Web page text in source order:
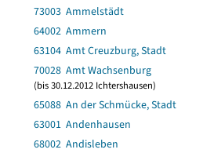
73003 Ammelstädt
64002 Ammern
63104 Amt Creuzburg, Stadt
70028 Amt Wachsenburg
(bis 30.12.2012 Ichtershausen)
65088 An der Schmücke, Stadt
63001 Andenhausen
68002 Andisleben